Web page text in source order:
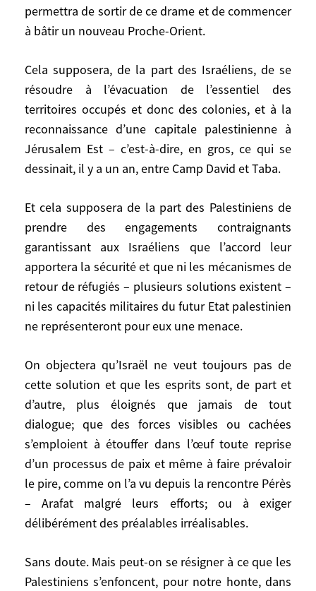
permettra de sortir de ce drame et de commencer
à bâtir un nouveau Proche-Orient.
Cela supposera, de la part des Israéliens, de se
résoudre à l’évacuation de l’essentiel des
territoires occupés et donc des colonies, et à la
reconnaissance d’une capitale palestinienne à
Jérusalem Est – c’est-à-dire, en gros, ce qui se
dessinait, il y a un an, entre Camp David et Taba.
Et cela supposera de la part des Palestiniens de
prendre des engagements contraignants
garantissant aux Israéliens que l’accord leur
apportera la sécurité et que ni les mécanismes de
retour de réfugiés – plusieurs solutions existent –
ni les capacités militaires du futur Etat palestinien
ne représenteront pour eux une menace.
On objectera qu’Israël ne veut toujours pas de
cette solution et que les esprits sont, de part et
d’autre, plus éloignés que jamais de tout
dialogue; que des forces visibles ou cachées
s’emploient à étouffer dans l’œuf toute reprise
d’un processus de paix et même à faire prévaloir
le pire, comme on l’a vu depuis la rencontre Pérès
– Arafat malgré leurs efforts; ou à exiger
délibérément des préalables irréalisables.
Sans doute. Mais peut-on se résigner à ce que les
Palestiniens s’enfoncent, pour notre honte, dans
Laquelle? Seule, comme la France le
européenne depuis 1999 et les Etats-Unis
dorénavant, une solution claire et franche,
la création d’un Etat palestinien viable,
permettra de sortir de ce drame et de
commencer à bâtir un nouveau Proche-
Orient.
de se résoudre à l’évacuation de l’essentiel
des territoires occupés et donc des
colonies, et à la reconnaissance d’une
capitale palestinienne à Jérusalem Est –
c’est-à-dire, en gros, ce qui se dessinait, il y
a un an, entre Camp David et Taba.
Palestiniens de prendre des engagements
contraignants garantissant aux Israéliens
que l’accord leur apportera la sécurité et
que ni les mécanismes de retour de
réfugiés – plusieurs solutions existent – ni
les capacités militaires du futur Etat
palestinien ne représenteront pour eux
une menace.
On objectera qu’Israël ne veut toujours pas
de part et d’autre, plus éloignés que jamais
de tout dialogue; que des forces visibles